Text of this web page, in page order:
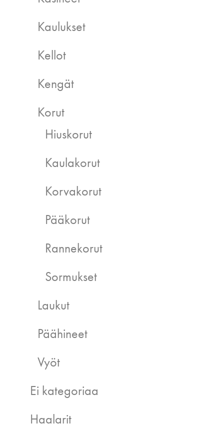
Kaulukset
Kellot
Kengät
Korut
Hiuskorut
Kaulakorut
Korvakorut
Pääkorut
Rannekorut
Sormukset
Laukut
Päähineet
Vyöt
Ei kategoriaa
Haalarit